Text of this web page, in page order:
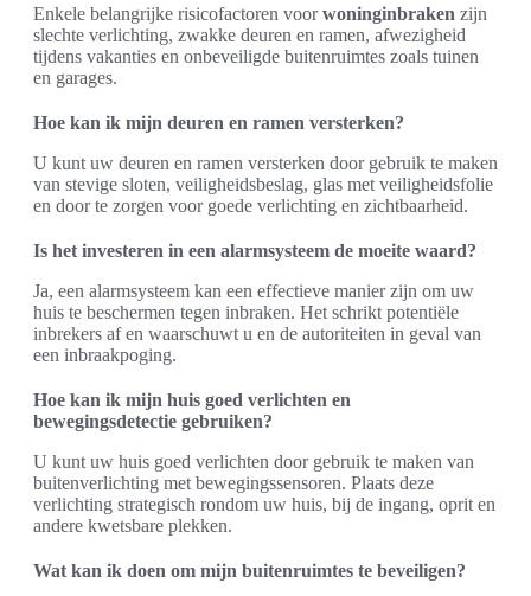
Enkele belangrijke risicofactoren voorwoninginbraken zijn
slechte verlichting, zwakke deuren en ramen, afwezigheid
tijdens vakanties en onbeveiligde buitenruimtes zoals tuinen
en garages.
Hoe kan ik mijn deuren en ramen versterken?
U kunt uw deuren en ramen versterken door gebruik te maken
van stevige sloten, veiligheidsbeslag, glas met veiligheidsfolie
en door te zorgen voor goede verlichting en zichtbaarheid.
Is het investeren in een alarmsysteem de moeite waard?
Ja, een alarmsysteem kan een effectieve manier zijn om uw
huis te beschermen tegen inbraken. Het schrikt potentiële
inbrekers af en waarschuwt u en de autoriteiten in geval van
een inbraakpoging.
Hoe kan ik mijn huis goed verlichten en
bewegingsdetectie gebruiken?
U kunt uw huis goed verlichten door gebruik te maken van
buitenverlichting met bewegingssensoren. Plaats deze
verlichting strategisch rondom uw huis, bij de ingang, oprit en
andere kwetsbare plekken.
Wat kan ik doen om mijn buitenruimtes te beveiligen?